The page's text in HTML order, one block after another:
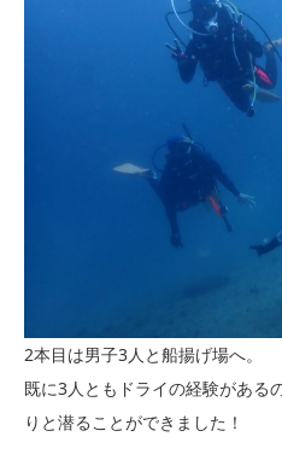
2本目は男子3人と船揚げ場へ。
既に3人ともドライの経験がある
りと潜ることができました！